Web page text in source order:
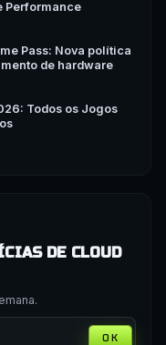
Performance
Pass: Nova política
de hardware
Todos os Jogos
DE CLOUD
OK